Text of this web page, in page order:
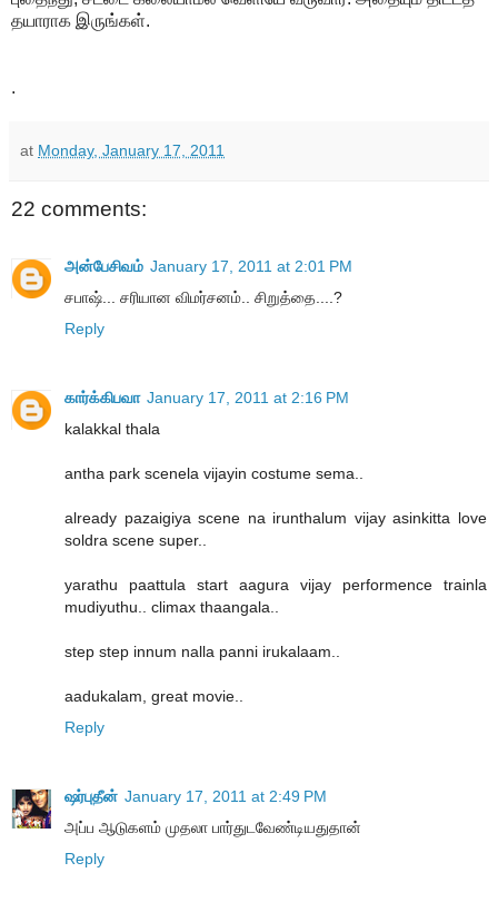
தயாராக இருங்கள்.
.
at Monday, January 17, 2011
22 comments:
அன்பேசிவம் January 17, 2011 at 2:01 PM
சபாஷ்... சரியான விமர்சனம்.. சிறுத்தை....?
Reply
கார்க்கிபவா January 17, 2011 at 2:16 PM
kalakkal thala
antha park scenela vijayin costume sema..
already pazaigiya scene na irunthalum vijay asinkitta love
soldra scene super..
yarathu paattula start aagura vijay performence trainla
mudiyuthu.. climax thaangala..
step step innum nalla panni irukalaam..
aadukalam, great movie..
Reply
ஷர்புதீன் January 17, 2011 at 2:49 PM
அப்ப ஆடுகளம் முதலா பார்துடவேண்டியதுதான்
Reply